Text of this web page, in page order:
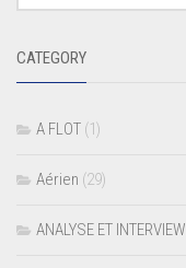
CATEGORY
A FLOT (1)
Aérien (29)
ANALYSE ET INTERVIEW